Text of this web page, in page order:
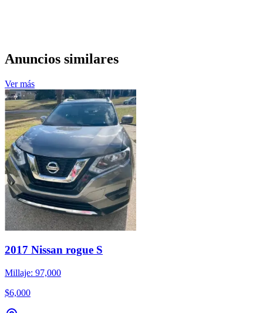
Anuncios similares
Ver más
2017 Nissan rogue S
Millaje: 97,000
$6,000